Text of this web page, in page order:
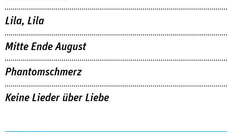
Lila, Lila
Mitte Ende August
Phantomschmerz
Keine Lieder über Liebe